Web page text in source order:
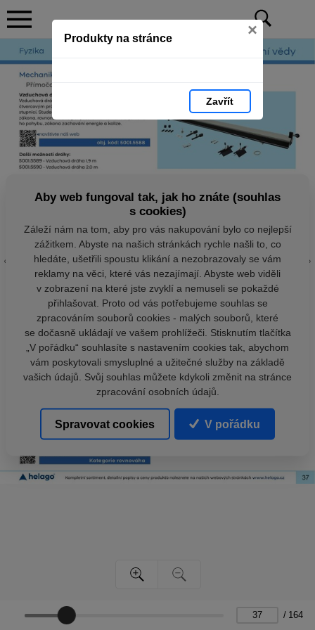
Produkty na stránce ×
Zavřít
/ 164
Aby web fungoval tak, jak ho znáte (souhlas
s cookies)
Záleží nám na tom, aby pro vás nakupování bylo co nejlepší
zážitkem. Abyste na našich stránkách rychle našli to, co
hledáte, ušetřili spoustu klikání a nezobrazovaly se vám
reklamy na věci, které vás nezajímají. Abyste web viděli
v zobrazení na které jste zvyklí a nemuseli se pokaždé
přihlašovat. Proto od vás potřebujeme souhlas se
zpracováním souborů cookies - malých souborů, které
se dočasně ukládají ve vašem prohlížeči. Stisknutím tlačítka
„V pořádku“ souhlasíte s nastavením cookies tak, abychom
vám poskytovali smysluplné a užitečné služby na základě
vašich údajů. Svůj souhlas můžete kdykoli změnit na stránce
zpracování osobních údajů.
Spravovat cookies V pořádku